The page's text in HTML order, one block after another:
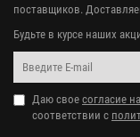
поставщиков.
Будьте в курсе наших
Даю свое согласие
соответствии с